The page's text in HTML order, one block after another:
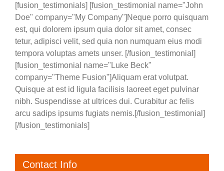
[fusion_testimonials] [fusion_testimonial name="John
Doe" company="My Company"]Neque porro quisquam
est, qui dolorem ipsum quia dolor sit amet, consec
tetur, adipisci velit, sed quia non numquam eius modi
tempora voluptas amets unser. [/fusion_testimonial]
[fusion_testimonial name="Luke Beck"
company="Theme Fusion"]Aliquam erat volutpat.
Quisque at est id ligula facilisis laoreet eget pulvinar
nibh. Suspendisse at ultrices dui. Curabitur ac felis
arcu sadips ipsums fugiats nemis.[/fusion_testimonial]
[/fusion_testimonials]
Contact Info